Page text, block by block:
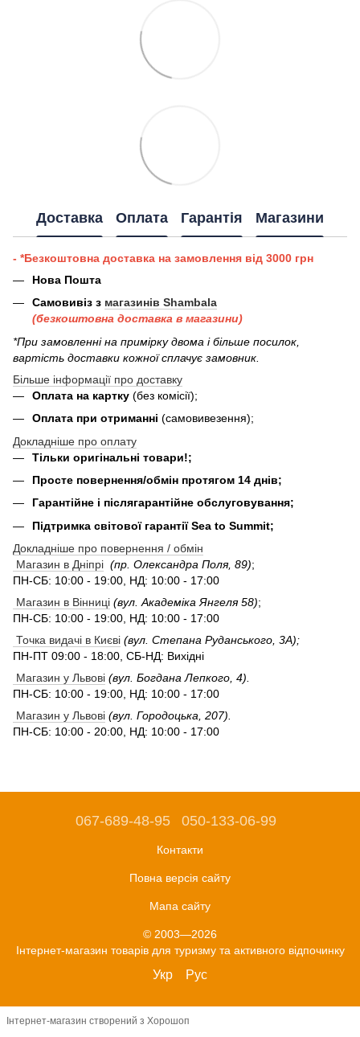
Доставка Оплата Гарантія Магазини
- *Безкоштовна доставка на замовлення від 3000 грн
Нова Пошта
Самовивіз з магазинів Shambala
(безкоштовна доставка в магазини)
*При замовленні на примірку двома і більше посилок,
вартість доставки кожної сплачує замовник.
Більше інформації про доставку
Оплата на картку (без комісії);
Оплата при отриманні (самовивезення);
Докладніше про оплату
Тільки оригінальні товари!;
Просте повернення/обмін протягом 14 днів;
Гарантійне і післягарантійне обслуговування;
Підтримка світової гарантії Sea to Summit;
Докладніше про повернення / обмін
Магазин в Дніпрі (пр. Олександра Поля, 89);
ПН-СБ: 10:00 - 19:00, НД: 10:00 - 17:00
Магазин в Вінниці (вул. Академіка Янгеля 58);
ПН-СБ: 10:00 - 19:00, НД: 10:00 - 17:00
Точка видачі в Києві (вул. Степана Руданського, 3А);
ПН-ПТ 09:00 - 18:00, СБ-НД: Вихідні
Магазин у Львові (вул. Богдана Лепкого, 4).
ПН-СБ: 10:00 - 19:00, НД: 10:00 - 17:00
Магазин у Львові (вул. Городоцька, 207).
ПН-СБ: 10:00 - 20:00, НД: 10:00 - 17:00
067-689-48-95 050-133-06-99
Контакти
Повна версія сайту
Мапа сайту
© 2003—2026
Інтернет-магазин товарів для туризму та активного відпочинку
Укр Рус
Інтернет-магазин створений з Хорошоп